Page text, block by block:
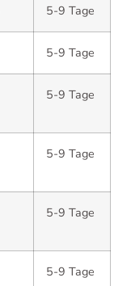
5-9 Tage
5-9 Tage
5-9 Tage
5-9 Tage
5-9 Tage
5-9 Tage